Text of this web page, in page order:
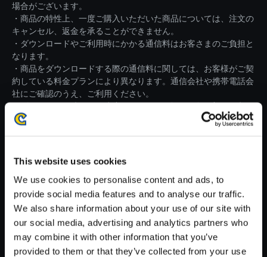
This website uses cookies
We use cookies to personalise content and ads, to
provide social media features and to analyse our traffic.
We also share information about your use of our site with
our social media, advertising and analytics partners who
may combine it with other information that you’ve
provided to them or that they’ve collected from your use
場合がございます。
・商品の特性上、一度ご購入いただいた商品については、注文の
キャンセル、返金を承ることができません。
・ダウンロードやご利用時にかかる通信料はお客さまのご負担と
なります。
・商品をダウンロードする際の通信料に関しては、お客様がご契
約している料金プランにより異なります。通信会社や携帯電話会
社にご確認のうえ、ご利用ください。
がかかる場合がございます。
【単曲】モンスターハンターワ
イルズ オリジナルサウンドトラ